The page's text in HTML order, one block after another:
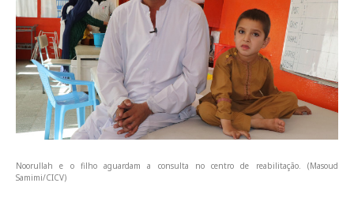
Noorullah e o filho aguardam a consulta no centro de reabilitação. (Masoud
Samimi/CICV)